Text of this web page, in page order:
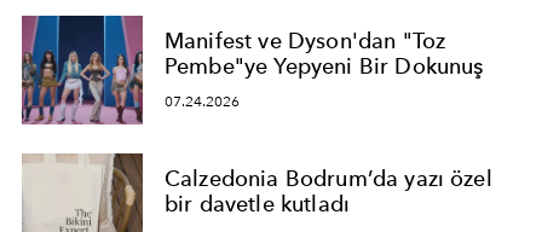
Manifest ve Dyson'dan "Toz
Pembe"ye Yepyeni Bir Dokunuş
07.24.2026
Calzedonia Bodrum’da yazı özel
bir davetle kutladı